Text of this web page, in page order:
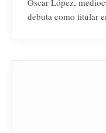
debuta como titular